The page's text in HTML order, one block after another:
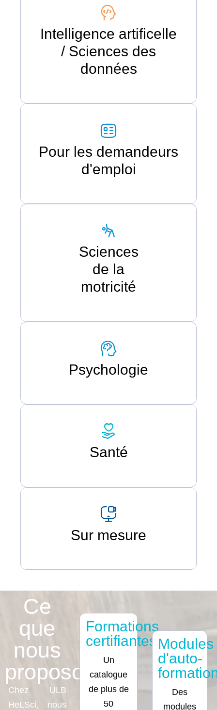
Intelligence artificelle
/ Sciences des
données
Pour les demandeurs
d'emploi
Sciences
de la
motricité
Psychologie
Santé
Sur mesure
Ce
que
nous
proposons
Chez ULB
HeLSci, nous
Formations
certifiantes
Un
catalogue
de plus de
50
Modules
d'auto-
Des
modules